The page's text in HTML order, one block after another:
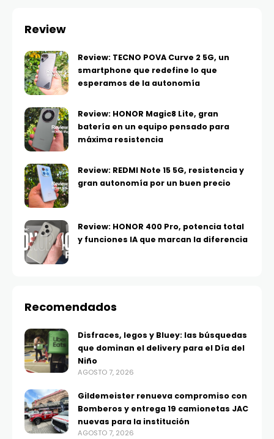
Review
Review: TECNO POVA Curve 2 5G, un
smartphone que redefine lo que
esperamos de la autonomía
Review: HONOR Magic8 Lite, gran
batería en un equipo pensado para
máxima resistencia
Review: REDMI Note 15 5G, resistencia y
gran autonomía por un buen precio
Review: HONOR 400 Pro, potencia total
y funciones IA que marcan la diferencia
Recomendados
Disfraces, legos y Bluey: las búsquedas
que dominan el delivery para el Día del
Niño
AGOSTO 7, 2026
Gildemeister renueva compromiso con
Bomberos y entrega 19 camionetas JAC
nuevas para la institución
AGOSTO 7, 2026